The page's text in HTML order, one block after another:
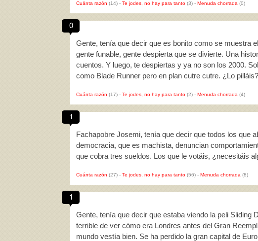
Cuánta razón (14) - Te jodes, no hay para tanto (3) - Menuda chorrada (0)
0
Gente, tenía que decir que es bonito como se muestra
gente funable, gente despierta que se divierte. Una
cuentos. Y luego, te despiertas y ya no son los 2000.
como Blade Runner pero en plan cutre cutre. ¿Lo
Cuánta razón (17) - Te jodes, no hay para tanto (2) - Menuda chorrada (4)
1
Fachapobre Josemi, tenía que decir que todos los que
democracia, que es machista, denuncian
que cobra tres sueldos. Los que le votáis, ¿necesitáis
Cuánta razón (27) - Te jodes, no hay para tanto (56) - Menuda chorrada (8)
1
Gente, tenía que decir que estaba viendo la peli Sliding
terrible de ver cómo era Londres antes del Gran
mundo vestía bien. Se ha perdido la gran capital de